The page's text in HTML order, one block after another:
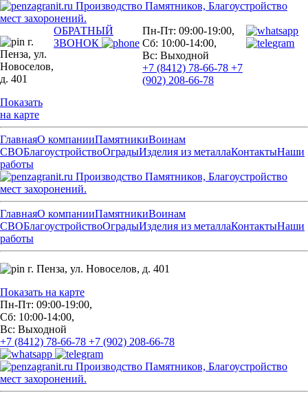
Производство Памятников, Благоустройство
мест захоронений.
г.
Пенза, ул.
Новоселов,
д. 401
Показать
на карте
ОБРАТНЫЙ
ЗВОНОК
Пн-Пт: 09:00-19:00,
Сб: 10:00-14:00,
Вс: Выходной
+7 (8412) 78-66-78 +7
(902) 208-66-78
ГлавнаяО компанииПамятникиВоинам
СВОБлагоустройствоОградыИзделия из металлаКонтактыНаши
работы
Производство Памятников, Благоустройство
мест захоронений.
ГлавнаяО компанииПамятникиВоинам
СВОБлагоустройствоОградыИзделия из металлаКонтактыНаши
работы
г. Пенза, ул. Новоселов, д. 401
Показать на карте
Пн-Пт: 09:00-19:00,
Сб: 10:00-14:00,
Вс: Выходной
+7 (8412) 78-66-78 +7 (902) 208-66-78
Производство Памятников, Благоустройство
мест захоронений.